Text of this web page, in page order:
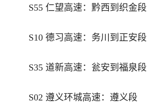
S55 仁望高速：黔西到织金段
S10 德习高速：务川到正安段
S35 道新高速：瓮安到福泉段
S02 遵义环城高速：遵义段